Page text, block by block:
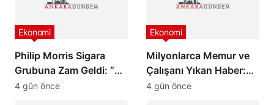
Philip Morris Sigara
Grubuna Zam Geldi: “En
Pahalı Sigara 140 TL
Ekonomi
4 gün önce
Milyonlarca Memur ve
Çalışanı Yıkan Haber:
Zam Oranlarında
Ekonomi
4 gün önce